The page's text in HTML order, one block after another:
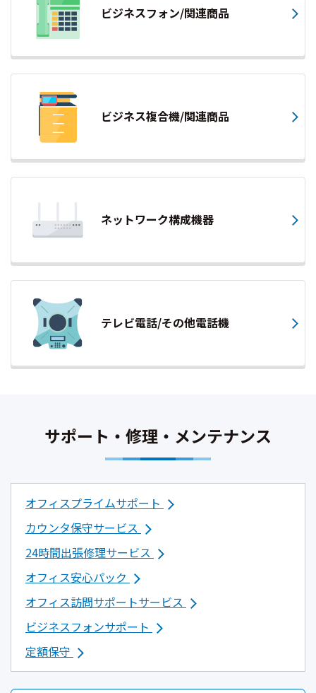
ビジネスフォン/関連商品
ビジネス複合機/関連商品
ネットワーク構成機器
テレビ電話/その他電話機
サポート・修理・メンテナンス
オフィスプライムサポート
カウンタ保守サービス
24時間出張修理サービス
オフィス安心パック
オフィス訪問サポートサービス
ビジネスフォンサポート
定額保守